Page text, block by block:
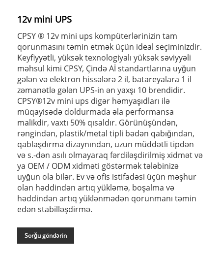
12v mini UPS
CPSY ® 12v mini ups kompüterlərinizin tam
qorunmasını təmin etmək üçün ideal seçiminizdir.
Keyfiyyətli, yüksək texnologiyalı yüksək səviyyəli
məhsul kimi CPSY, Çində Aİ standartlarına uyğun
gələn və elektron hissələrə 2 il, batareyalara 1 il
zəmanətlə gələn UPS-in ən yaxşı 10 brendidir.
CPSY®12v mini ups digər həmyaşıdları ilə
müqayisədə doldurmada əla performansa
malikdir, vaxtı 50% qısaldır. Görünüşündən,
rəngindən, plastik/metal tipli bədən qabığından,
qablaşdırma dizaynından, uzun müddətli tipdən
və s.-dən asılı olmayaraq fərdiləşdirilmiş xidmət və
ya OEM / ODM xidməti göstərmək tələbinizə
uyğun ola bilər. Ev və ofis istifadəsi üçün məşhur
olan həddindən artıq yükləmə, boşalma və
həddindən artıq yüklənmədən qorunmanı təmin
edən stabilləşdirmə.
Sorğu göndərin